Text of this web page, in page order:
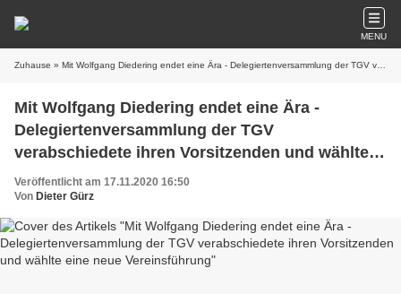
MENU
Zuhause » Mit Wolfgang Diedering endet eine Ära - Delegiertenversammlung der TGV verabschiedete ihren Vorsitzenden und wählte eine neue Vereinsführung
Mit Wolfgang Diedering endet eine Ära -
Delegiertenversammlung der TGV
verabschiedete ihren Vorsitzenden und wählte
eine neue Vereinsführung
Veröffentlicht am 17.11.2020 16:50
Von Dieter Gürz